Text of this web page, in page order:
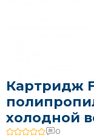
Картридж
холодной
0